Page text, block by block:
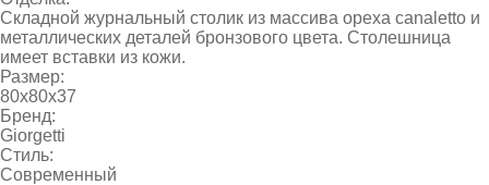
Складной журнальный столик из массива ореха canaletto и
металлических деталей бронзового цвета. Столешница
имеет вставки из кожи.
Размер:
80x80x37
Бренд:
Giorgetti
Стиль:
Современный